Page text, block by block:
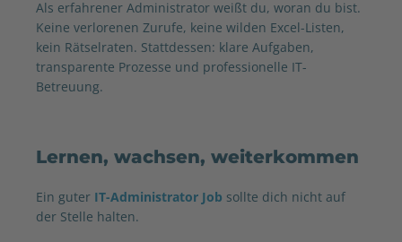
Als erfahrener Administrator weißt du, woran du bist.
Keine verlorenen Zurufe, keine wilden Excel-Listen,
kein Rätselraten. Stattdessen: klare Aufgaben,
transparente Prozesse und professionelle IT-
Betreuung.
Lernen, wachsen, weiterkommen
Ein guter IT-Administrator Job sollte dich nicht auf
der Stelle halten.